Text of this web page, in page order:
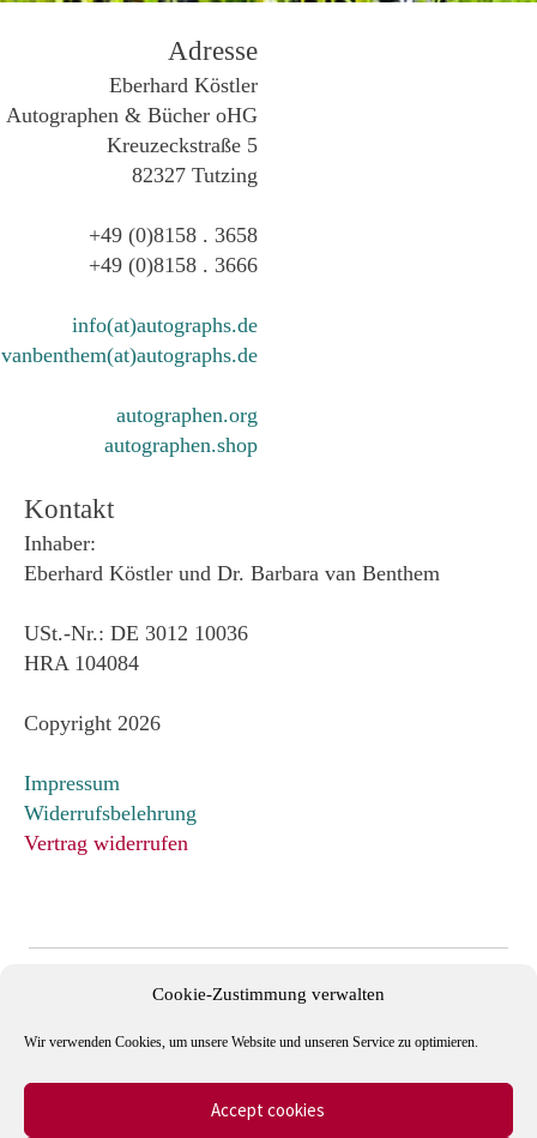
Cookie-Zustimmung verwalten
Wir verwenden Cookies, um unsere Website und unseren Service zu optimieren.
Accept cookies
Adresse
Eberhard Köstler
Autographen & Bücher oHG
Kreuzeckstraße 5
82327 Tutzing
+49 (0)8158 . 3658
+49 (0)8158 . 3666
info(at)autographs.de
vanbenthem(at)autographs.de
autographen.org
autographen.shop
Kontakt
Inhaber:
Eberhard Köstler und Dr. Barbara van Benthem
USt.-Nr.: DE 3012 10036
HRA 104084
Copyright 2026
Impressum
Widerrufsbelehrung
Vertrag widerrufen